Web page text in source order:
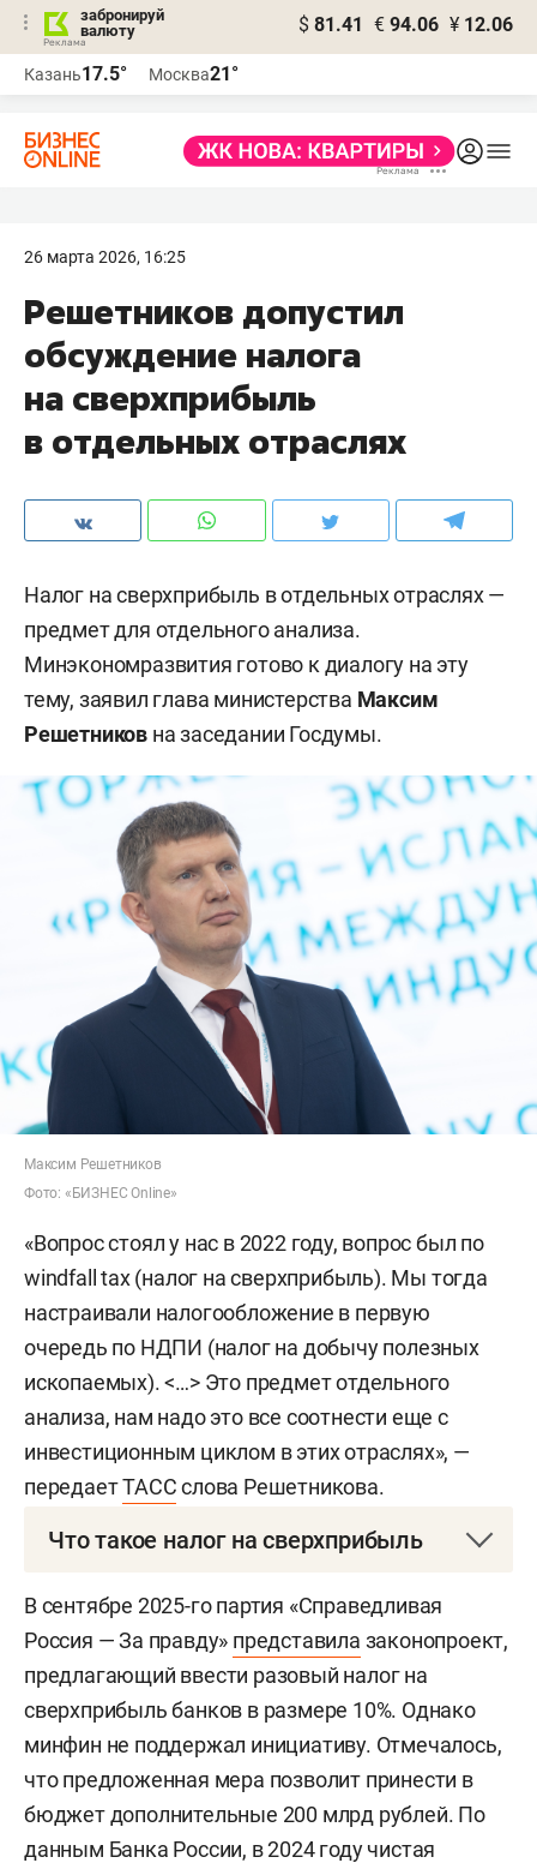
забронируй
валюту
$ 81.41 € 94.06 ¥ 12.06
Казань17.5° Москва21°
26 марта 2026, 16:25
Решетников допустил
обсуждение налога
на сверхприбыль
в отдельных отраслях
Налог на сверхприбыль в отдельных отраслях —
предмет для отдельного анализа.
Минэкономразвития готово к диалогу на эту
тему, заявил глава министерства Максим
Решетников на заседании Госдумы.
Максим Решетников
Фото: «БИЗНЕС Online»
«Вопрос стоял у нас в 2022 году, вопрос был по
windfall tax (налог на сверхприбыль). Мы тогда
настраивали налогообложение в первую
очередь по НДПИ (налог на добычу полезных
ископаемых). <…> Это предмет отдельного
анализа, нам надо это все соотнести еще с
инвестиционным циклом в этих отраслях», —
передаетТАССслова Решетникова.
Что такое налог на сверхприбыль
который был введен в 2023 году. Налог
заплатили компании, чья средняя доналоговая
величина прибыли за 2021 и 2022 годы
превысила 1 млрд рублей. Глава минфина
Антона Силуанов в конце 2023-го говорил, что с
налога бюджет получил порядка 315 рублей.
В сентябре 2025-го партия «Справедливая
Россия — За правду» представила законопроект,
предлагающий ввести разовый налог на
сверхприбыль банков в размере 10%. Однако
минфин не поддержал инициативу. Отмечалось,
что предложенная мера позволит принести в
бюджет дополнительные 200 млрд рублей. По
данным Банка России, в 2024 году чистая